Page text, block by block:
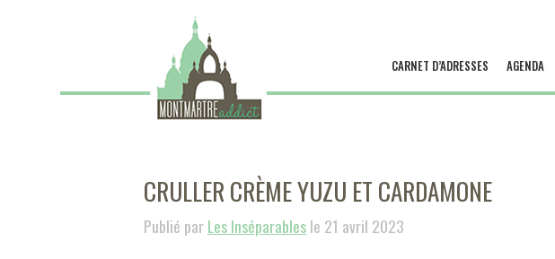
CARNET D’ADRESSES AGENDA
CRULLER CRÈME YUZU ET CARDAMONE
Publié parLes Inséparablesle 21 avril 2023